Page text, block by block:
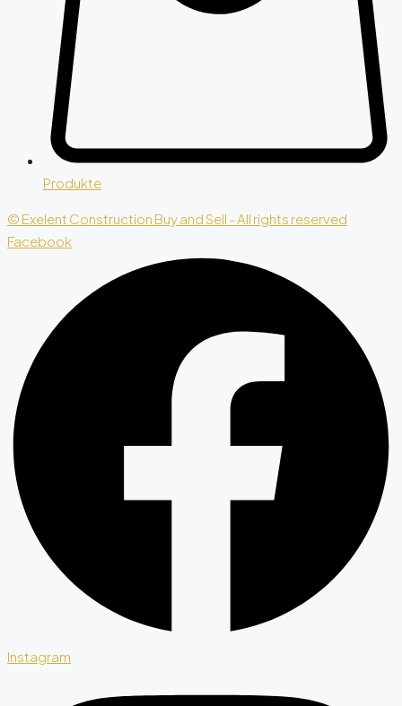
Produkte
© Exelent Construction Buy and Sell - All rights reserved
Facebook
Instagram